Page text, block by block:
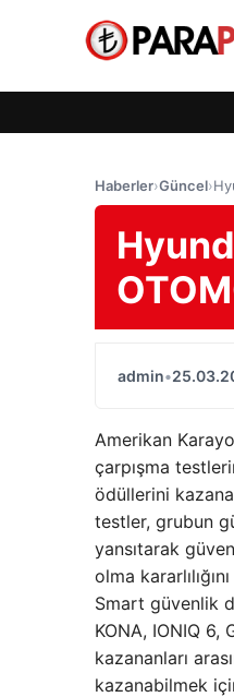
Haberler›Güncel›
admin•
Amerikan
çarpışma
ödüllerini
testler, grubun
yansıtarak
olma
Smart güvenlik
KONA, IONIQ
kazananları
kazanabilmek